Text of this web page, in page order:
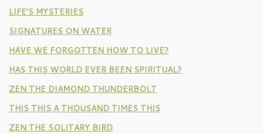
LIFE’S MYSTERIES
SIGNATURES ON WATER
HAVE WE FORGOTTEN HOW TO LIVE?
HAS THIS WORLD EVER BEEN SPIRITUAL?
ZEN THE DIAMOND THUNDERBOLT
THIS THIS A THOUSAND TIMES THIS
ZEN THE SOLITARY BIRD